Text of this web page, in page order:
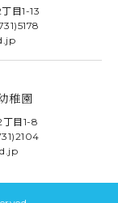
目1-13
稚園
目1-8